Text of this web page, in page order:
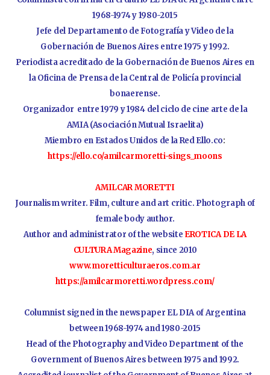
1968-1974 y 1980-2015
Jefe del Departamento de Fotografía y Video de la
Gobernación de Buenos Aires entre 1975 y 1992.
Periodista acreditado de la Gobernación de Buenos Aires en
la Oficina de Prensa de la Central de Policía provincial
bonaerense.
Organizador entre 1979 y 1984 del ciclo de cine arte de la
AMIA (Asociación Mutual Israelita)
Miembro en Estados Unidos de la Red Ello.co:
https://ello.co/amilcarmoretti-sings_moons
AMILCAR MORETTI
Journalism writer. Film, culture and art critic. Photograph of
female body author.
Author and administrator of the website EROTICA DE LA
CULTURA Magazine, since 2010
www.moretticulturaeros.com.ar
https://amilcarmoretti.wordpress.com/
Columnist signed in the newspaper EL DIA of Argentina
between 1968-1974 and 1980-2015
Head of the Photography and Video Department of the
Government of Buenos Aires between 1975 and 1992.